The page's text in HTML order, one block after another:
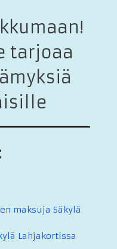
tarjoaa
maksuja Säkylä
Lahjakortissa